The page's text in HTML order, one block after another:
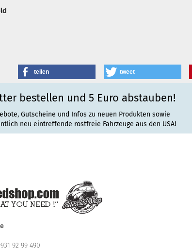
teilen tweet
bestellen und 5 Euro abstauben!
Gutscheine und Infos zu neuen Produkten sowie
neu eintreffende rostfreie Fahrzeuge aus den USA!
92 99 490